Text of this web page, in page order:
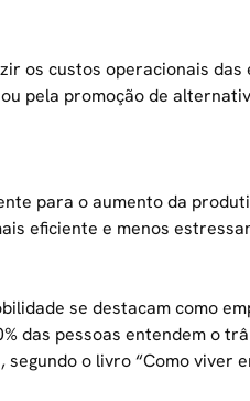
os custos operacionais
pela promoção de
para o aumento da
eficiente e menos
se destacam como
das pessoas entendem o
o livro “Como viver